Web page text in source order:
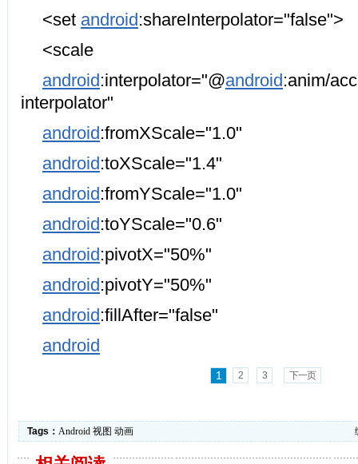
<set android:shareInterpolator="false">
<scale
android:interpolator="@android:anim/
interpolator"
android:fromXScale="1.0"
android:toXScale="1.4"
android:fromYScale="1.0"
android:toYScale="0.6"
android:pivotX="50%"
android:pivotY="50%"
android:fillAfter="false"
android
1 2 3 下一页
Tags： Android 视图 动画